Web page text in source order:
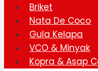
Briket
Nata De Coco
Gula Kelapa
VCO & Minyak
Kopra & Asap